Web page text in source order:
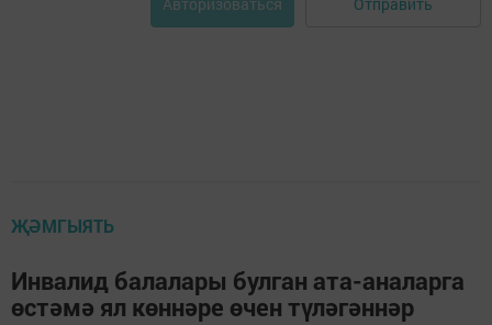
Авторизоваться
ҖӘМГЫЯТЬ
Инвалид балалары булган ата-аналарга
өстәмә ял көннәре өчен түләгәннәр